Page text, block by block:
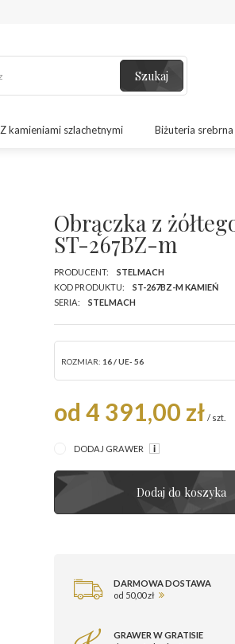
Szukaj
Z kamieniami szlachetnymi Biżuteria srebrna
Obrączka z
ST-267BZ-m
PRODUCENT:
STELMACH
KOD PRODUKTU:
ST-267BZ-M KAMIEŃ
SERIA:
STELMACH
ROZMIAR: 16 / UE- 56
od 4 391,00 zł / szt.
DODAJ GRAWER
Dodaj do koszyka
DARMOWA DOSTAWA
od 50,00 zł
GRAWER W GRATISIE